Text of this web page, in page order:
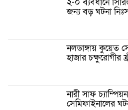
জন্য বড় ঘটনা
নলডাঙ্গায় কুয়েত
হাজার চক্ষুরোগীর
নারী সাফ
সেমিফাইনালের